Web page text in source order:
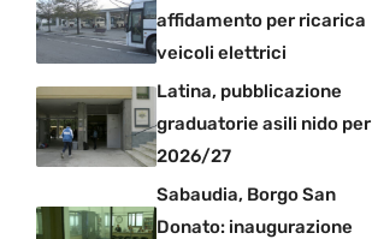
affidamento per ricarica
veicoli elettrici
Latina, pubblicazione
graduatorie asili nido per
2026/27
Sabaudia, Borgo San
Donato: inaugurazione